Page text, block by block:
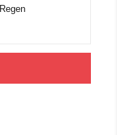
Regen